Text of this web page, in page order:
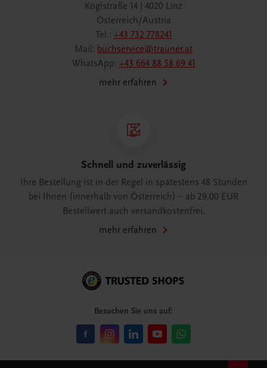
Köglstraße 14 | 4020 Linz
Österreich/Austria
Tel.: +43 732 778241
Mail: buchservice@trauner.at
WhatsApp: +43 664 88 58 69 41
mehr erfahren
Schnell und zuverlässig
Ihre Bestellung ist in der Regel in spätestens 48 Stunden
bei Ihnen (innerhalb von Österreich) – ab 29,00 EUR
Bestellwert auch versandkostenfrei.
mehr erfahren
Besuchen Sie uns auf: